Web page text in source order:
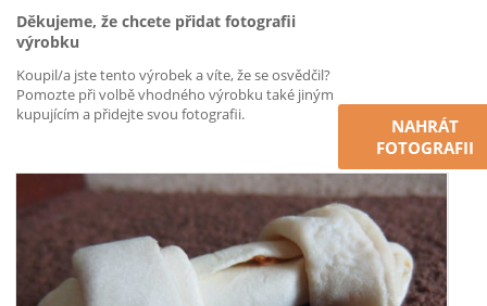
Děkujeme, že chcete přidat fotografii
výrobku
Koupil/a jste tento výrobek a víte, že se osvědčil?
Pomozte při volbě vhodného výrobku také jiným
kupujícím a přidejte svou fotografii.
NAHRÁT
FOTOGRAFII